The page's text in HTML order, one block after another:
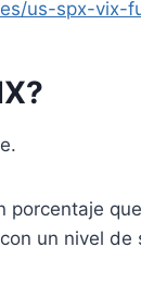
us-spx-vix-
porcentaje
un nivel de